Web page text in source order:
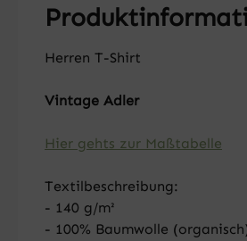
Herren T-Shirt
Vintage Adler
Hier gehts zur Maßtabelle
Textilbeschreibung:
- 140 g/m²
- 100% Baumwolle